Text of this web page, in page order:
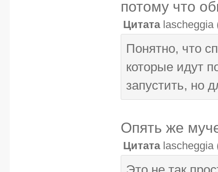
потому что
Цитата lascheggia
Понятно, что
которые идут
запустить, но
Опять же
Цитата lascheggia